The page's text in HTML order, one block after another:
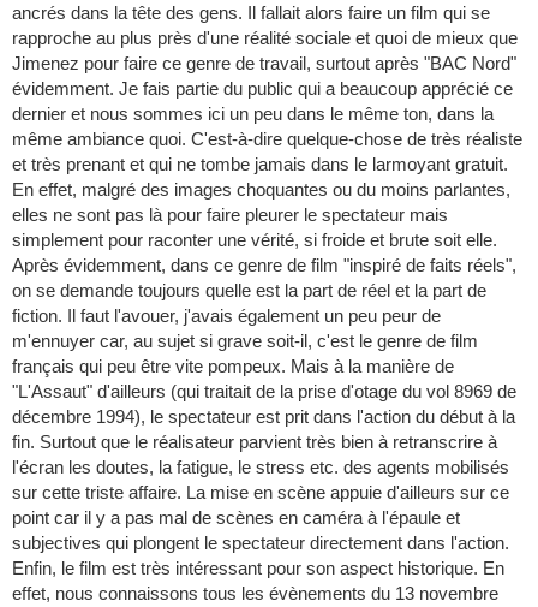
ancrés dans la tête des gens. Il fallait alors faire un film qui se
rapproche au plus près d'une réalité sociale et quoi de mieux que
Jimenez pour faire ce genre de travail, surtout après "BAC Nord"
évidemment. Je fais partie du public qui a beaucoup apprécié ce
dernier et nous sommes ici un peu dans le même ton, dans la
même ambiance quoi. C'est-à-dire quelque-chose de très réaliste
et très prenant et qui ne tombe jamais dans le larmoyant gratuit.
En effet, malgré des images choquantes ou du moins parlantes,
elles ne sont pas là pour faire pleurer le spectateur mais
simplement pour raconter une vérité, si froide et brute soit elle.
Après évidemment, dans ce genre de film "inspiré de faits réels",
on se demande toujours quelle est la part de réel et la part de
fiction. Il faut l'avouer, j'avais également un peu peur de
m'ennuyer car, au sujet si grave soit-il, c'est le genre de film
français qui peu être vite pompeux. Mais à la manière de
"L'Assaut" d'ailleurs (qui traitait de la prise d'otage du vol 8969 de
décembre 1994), le spectateur est prit dans l'action du début à la
fin. Surtout que le réalisateur parvient très bien à retranscrire à
l'écran les doutes, la fatigue, le stress etc. des agents mobilisés
sur cette triste affaire. La mise en scène appuie d'ailleurs sur ce
point car il y a pas mal de scènes en caméra à l'épaule et
subjectives qui plongent le spectateur directement dans l'action.
Enfin, le film est très intéressant pour son aspect historique. En
effet, nous connaissons tous les évènements du 13 novembre